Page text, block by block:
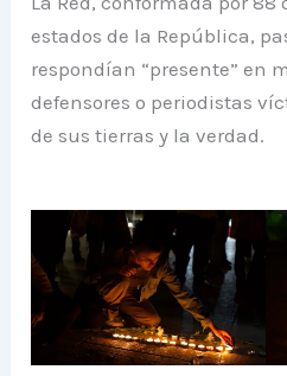
estados de la República,
respondían “presente” en
defensores o periodistas
de sus tierras y la verdad.